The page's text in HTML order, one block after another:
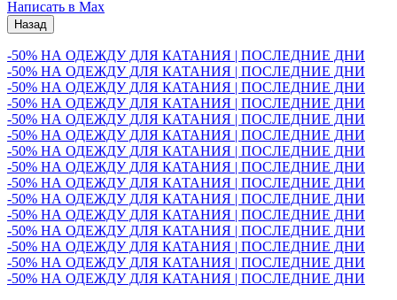
Написать в Max
Назад
-50% НА ОДЕЖДУ ДЛЯ КАТАНИЯ | ПОСЛЕДНИЕ ДНИ
-50% НА ОДЕЖДУ ДЛЯ КАТАНИЯ | ПОСЛЕДНИЕ ДНИ
-50% НА ОДЕЖДУ ДЛЯ КАТАНИЯ | ПОСЛЕДНИЕ ДНИ
-50% НА ОДЕЖДУ ДЛЯ КАТАНИЯ | ПОСЛЕДНИЕ ДНИ
-50% НА ОДЕЖДУ ДЛЯ КАТАНИЯ | ПОСЛЕДНИЕ ДНИ
-50% НА ОДЕЖДУ ДЛЯ КАТАНИЯ | ПОСЛЕДНИЕ ДНИ
-50% НА ОДЕЖДУ ДЛЯ КАТАНИЯ | ПОСЛЕДНИЕ ДНИ
-50% НА ОДЕЖДУ ДЛЯ КАТАНИЯ | ПОСЛЕДНИЕ ДНИ
-50% НА ОДЕЖДУ ДЛЯ КАТАНИЯ | ПОСЛЕДНИЕ ДНИ
-50% НА ОДЕЖДУ ДЛЯ КАТАНИЯ | ПОСЛЕДНИЕ ДНИ
-50% НА ОДЕЖДУ ДЛЯ КАТАНИЯ | ПОСЛЕДНИЕ ДНИ
-50% НА ОДЕЖДУ ДЛЯ КАТАНИЯ | ПОСЛЕДНИЕ ДНИ
-50% НА ОДЕЖДУ ДЛЯ КАТАНИЯ | ПОСЛЕДНИЕ ДНИ
-50% НА ОДЕЖДУ ДЛЯ КАТАНИЯ | ПОСЛЕДНИЕ ДНИ
-50% НА ОДЕЖДУ ДЛЯ КАТАНИЯ | ПОСЛЕДНИЕ ДНИ